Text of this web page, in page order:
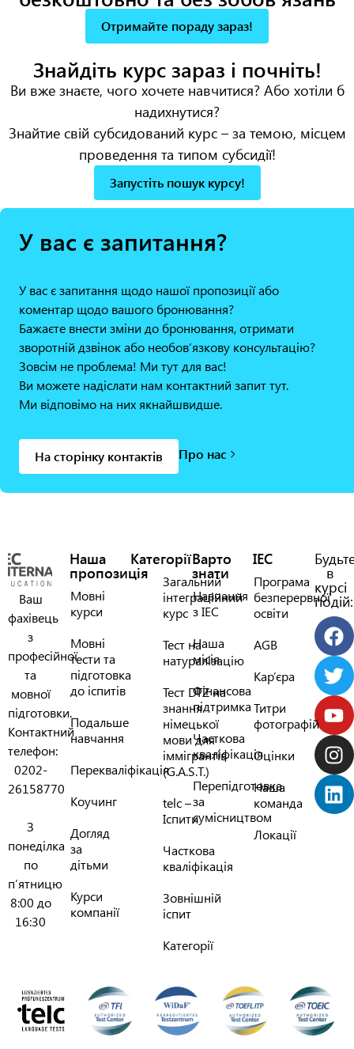
Отримайте пораду зараз!
Знайдіть курс зараз і почніть!
Ви вже знаєте, чого хочете навчитися? Або хотіли б
надихнутися?
Знайтиeсвій субсидований курс – за темою, місцем
проведення та типом субсидії!
Запустіть пошук курсу!
У вас є запитання?
У вас є запитання щодо нашої пропозиції або
коментар щодо вашого бронювання?
Бажаєте внести зміни до бронювання, отримати
зворотній дзвінок або необов’язкову консультацію?
Зовсім не проблема! Ми тут для вас!
Ви можете надіслати нам контактний запит тут.
Ми відповімо на них якнайшвидше.
На сторінку контактів Про нас
Ваш
фахівець
з
професійної
та
мовної
підготовки.
Контактний
телефон:
0202-
26158770
З
понеділка
по
п’ятницю
8:00 до
16:30
Наша
пропозиція
Мовні
курси
Мовні
тести та
підготовка
до іспитів
Подальше
навчання
Перекваліфікація
Коучинг
Догляд
за
дітьми
Курси
компанії
Категорії
Загальний
інтеграційний
курс
Тест на
натуралізацію
Тест DTZ на
знання
німецької
мови для
іммігрантів
(G.A.S.T.)
telc –
Іспити
Часткова
кваліфікація
Зовнішній
іспит
Категорії
Варто
знати
Навчання
з IEC
Наша
місія
Фінансова
підтримка
Часткова
кваліфікація
Перепідготовка
за
сумісництвом
IEC
Програма
безперервної
освіти
AGB
Кар’єра
Титри
фотографій
Оцінки
Наша
команда
Локації
в
курсі
подій: